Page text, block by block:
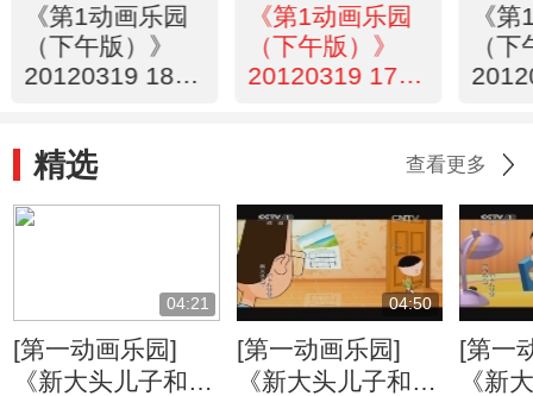
《第1动画乐园
（下午版）》
20120319 18：
《第1动画乐园
（下午版）》
20120319 17：
《
（
精选 查看更多
04:21
[第一动画乐园]
《新大头儿子和小
04:50
[第一动画乐园]
《新大头儿子和小
[第一
《新